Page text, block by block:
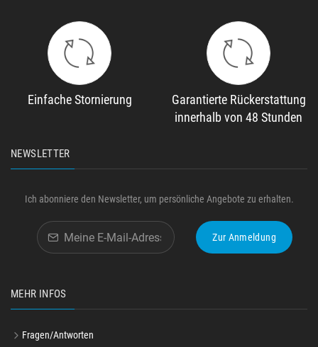
Einfache Stornierung
Garantierte Rückerstattung
innerhalb von 48 Stunden
NEWSLETTER
Ich abonniere den Newsletter, um persönliche Angebote zu erhalten.
Zur Anmeldung
MEHR INFOS
Fragen/Antworten